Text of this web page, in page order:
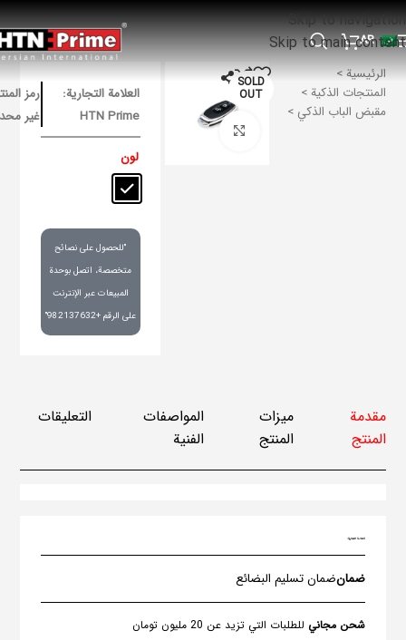
Skip to navigation
Skip to main content
AR
الرئيسية
المنتجات الذكية
مقبض الباب الذكي
SOLD
OUT
Click to enlarge
العلامة التجارية:
HTN Prime
رمز
غير
لون
"للحصول على نصائح
متخصصة، اتصل بوحدة
المبيعات عبر الإنترنت
على الرقم +982137632"
مقدمة
المنتج
ميزات
المنتج
المواصفات
الفنية
التعليقات
العلامة التجارية:
ضمانضمان تسليم البضائع
شحن مجاني للطلبات التي تزيد عن 20 مليون تومان